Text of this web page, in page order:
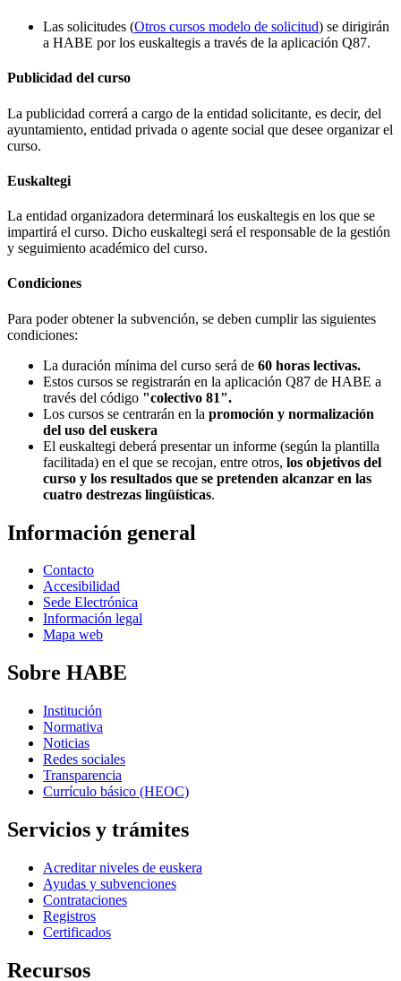
Las solicitudes (Otros cursos modelo de solicitud) se dirigirán
a HABE por los euskaltegis a través de la aplicación Q87.
Publicidad del curso
La publicidad correrá a cargo de la entidad solicitante, es decir, del
ayuntamiento, entidad privada o agente social que desee organizar el
curso.
Euskaltegi
La entidad organizadora determinará los euskaltegis en los que se
impartirá el curso. Dicho euskaltegi será el responsable de la gestión
y seguimiento académico del curso.
Condiciones
Para poder obtener la subvención, se deben cumplir las siguientes
condiciones:
La duración mínima del curso será de 60 horas lectivas.
Estos cursos se registrarán en la aplicación Q87 de HABE a
través del código "colectivo 81".
Los cursos se centrarán en la promoción y normalización
del uso del euskera
El euskaltegi deberá presentar un informe (según la plantilla
facilitada) en el que se recojan, entre otros, los objetivos del
curso y los resultados que se pretenden alcanzar en las
cuatro destrezas lingüísticas.
Información general
Contacto
Accesibilidad
Sede Electrónica
Información legal
Mapa web
Sobre HABE
Institución
Normativa
Noticias
Redes sociales
Transparencia
Currículo básico (HEOC)
Servicios y trámites
Acreditar niveles de euskera
Ayudas y subvenciones
Contrataciones
Registros
Certificados
Recursos